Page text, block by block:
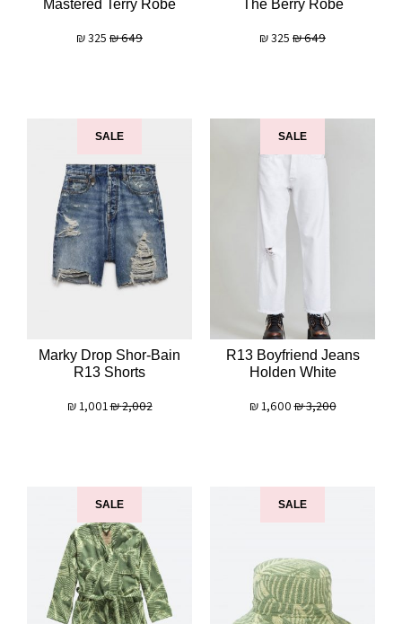
The Berry Robe
649
₪
325
₪
Mastered Terry Robe
649
₪
325
₪
SALE
R13 Boyfriend Jeans
Holden White
3,200
₪
1,600
₪
SALE
Marky Drop Shor-Bain
R13 Shorts
2,002
₪
1,001
₪
SALE
SALE